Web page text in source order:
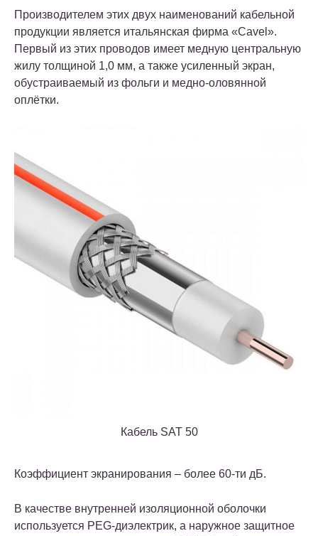
Производителем этих двух наименований кабельной
продукции является итальянская фирма «Cavel».
Первый из этих проводов имеет медную центральную
жилу толщиной 1,0 мм, а также усиленный экран,
обустраиваемый из фольги и медно-оловянной
оплётки.
Кабель SAT 50
Коэффициент экранирования – более 60-ти дБ.
В качестве внутренней изоляционной оболочки
используется PEG-диэлектрик, а наружное защитное